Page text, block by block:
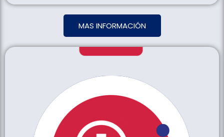
MAS INFORMACIÓN